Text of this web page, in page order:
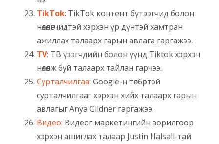
TikTok: TikTok контент бүтээгчид болон
нөлөөлөгчидтэй хэрхэн үр дүнтэй хамтран
ажиллах талаарх гарын авлага гаргажээ.
TV: ТВ үзэгчдийн болон үүнд Tiktok хэрхэн
нөлөөлж буй талаарх тайлан гарчээ.
Сурталчилгаа: Google-н төлбөртэй
сурталчилгааг хэрхэн хийх талаарх гарын
авлагыг Anya Gildner гаргажээ.
Видео: Видеог маркетингийн зорилгоор
хэрхэн ашиглах талаар Justin Halsall-тай